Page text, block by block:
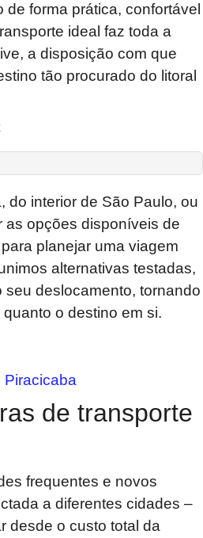
forma prática, confortável
ideal faz toda a
a disposição com que
tão procurado do litoral
do interior de São Paulo, ou
as opções disponíveis de
planejar uma viagem
alternativas testadas,
deslocamento, tornando
o destino em si.
Piracicaba
de transporte
frequentes e novos
a diferentes cidades –
desde o custo total da